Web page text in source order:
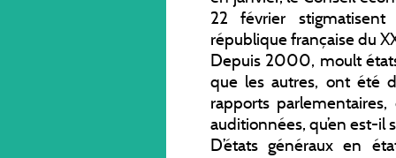
22 février
république française du
Depuis 2000, moult
que les autres, ont été
rapports
auditionnées, qu’en est-il
D’états généraux en